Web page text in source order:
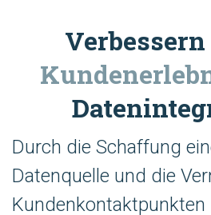
Durch die Schaffung
Datenquelle und die
Kundenkontaktpunkten